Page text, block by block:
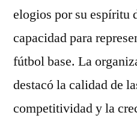
elogios por su espíritu
capacidad para
fútbol base. La
destacó la calidad de
competitividad y la